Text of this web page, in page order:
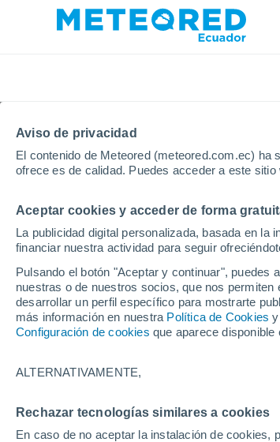
Aviso de privacidad
El contenido de Meteored (meteored.com.ec) ha
ofrece es de calidad. Puedes acceder a este
Aceptar cookies y acceder de forma
La publicidad digital personalizada, basada en
financiar nuestra actividad para seguir
Pulsando el botón "Aceptar y continuar", puedes
nuestras o de nuestros socios, que nos
desarrollar un perfil específico para mostrarte
más información en nuestra Política de Cookies
Configuración de cookies que aparece disponible
ALTERNATIVAMENTE,
Rechazar tecnologías similares a cookies
En caso de no aceptar la instalación de
Inicio Francia Occitania
Tiempo en
Hoy, 8 agosto Todo el día